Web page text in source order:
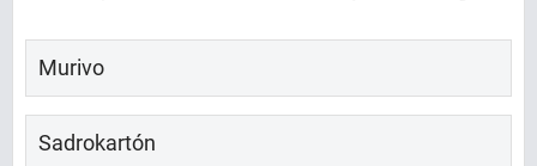
Murivo
Sadrokartón